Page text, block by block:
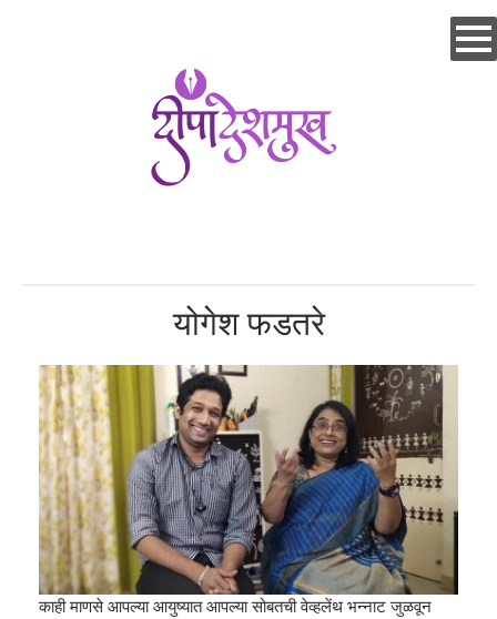
योगेश फडतरे
काही माणसे आपल्या आयुष्यात आपल्या सोबतची वेव्हलेंथ भन्नाट जुळवून